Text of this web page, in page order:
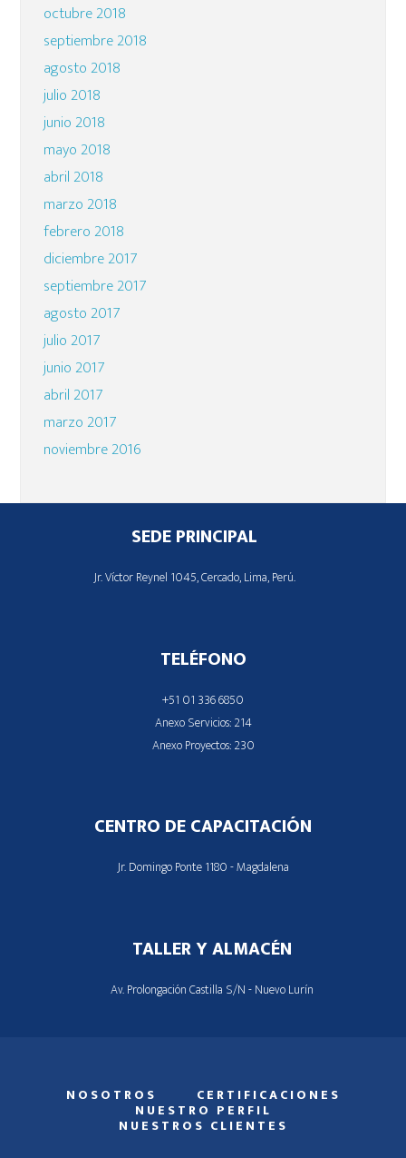
octubre 2018
septiembre 2018
agosto 2018
julio 2018
junio 2018
mayo 2018
abril 2018
marzo 2018
febrero 2018
diciembre 2017
septiembre 2017
agosto 2017
julio 2017
junio 2017
abril 2017
marzo 2017
noviembre 2016
Footer SEDE PRINCIPAL
Jr. Víctor Reynel 1045, Cercado, Lima, Perú.
TELÉFONO
+51 01 336 6850
Anexo Servicios: 214
Anexo Proyectos: 230
CENTRO DE CAPACITACIÓN
Jr. Domingo Ponte 1180 - Magdalena
TALLER Y ALMACÉN
Av. Prolongación Castilla S/N - Nuevo Lurín
NOSOTROS CERTIFICACIONES
NUESTRO PERFIL
NUESTROS CLIENTES